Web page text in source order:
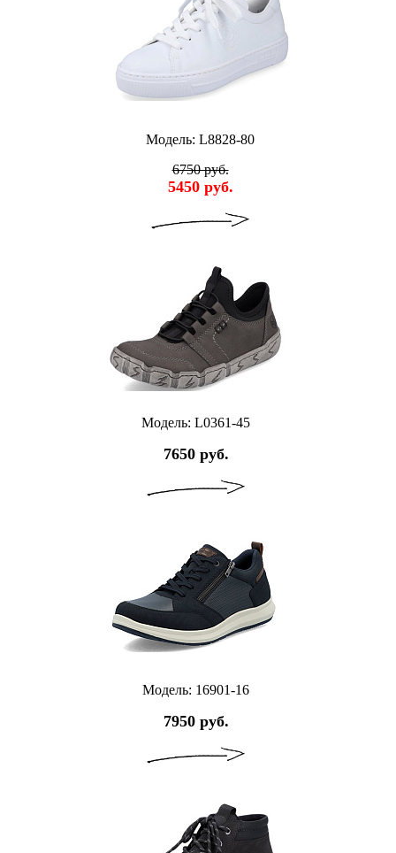
Модель: L8828-80
6750 руб.
5450 руб.
Модель: L0361-45
7650 руб.
Модель: 16901-16
7950 руб.